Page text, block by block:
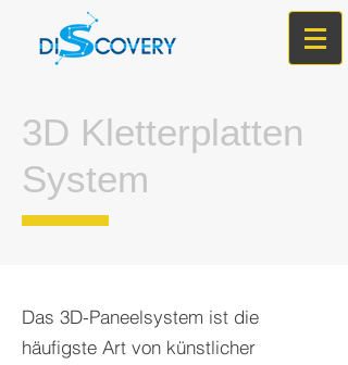
3D Kletterplatten
System
Das 3D-Paneelsystem ist die
häufigste Art von künstlicher